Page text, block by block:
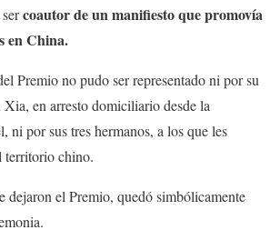
coautor de un manifiesto que promovía
en China.
Premio no pudo ser representado ni por su
en arresto domiciliario desde la
ni por sus tres hermanos, a los que les
territorio chino.
dejaron el Premio, quedó simbólicamente